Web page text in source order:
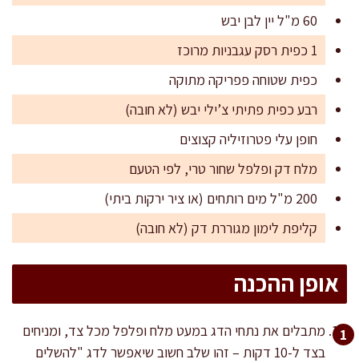
60 מ"ל יין לבן יבש
1 כפית רסק עגבניות מרוכז
כפית שטוחה פפריקה מתוקה
רבע כפית פתיתי צ’ילי יבש (לא חובה)
חופן עלי פטרוזיליה קצוצים
מלח דק ופלפל שחור טרי, לפי הטעם
200 מ"ל מים רותחים (או ציר ירקות ביתי)
קליפת לימון מגוררת דק (לא חובה)
אופן ההכנה
מתבלים את נתחי הדג במעט מלח ופלפל מכל צד, ומניחים
בצד ל-10 דקות – זהו שלב חשוב שיאפשר לדג "להשלים